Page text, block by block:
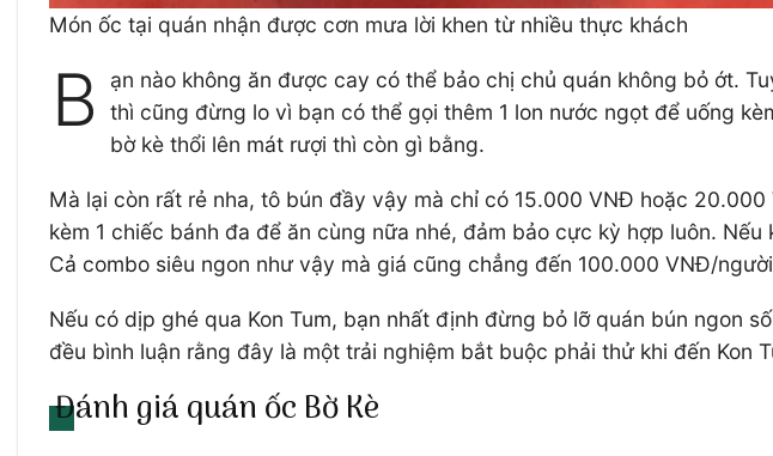
Món ốc tại quán nhận được cơn mưa lời khen từ nhiều thực khách
B
ạn nào không ăn được cay có thể bảo chị chủ quán không bỏ ớt.
thì cũng đừng lo vì bạn có thể gọi thêm 1 lon nước ngọt để uống
bờ kè thổi lên mát rượi thì còn gì bằng.
Mà lại còn rất rẻ nha, tô bún đầy vậy mà chỉ có 15.000 VNĐ hoặc
kèm 1 chiếc bánh đa để ăn cùng nữa nhé, đảm bảo cực kỳ hợp luôn.
Cả combo siêu ngon như vậy mà giá cũng chẳng đến 100.000 VNĐ/
Nếu có dịp ghé qua Kon Tum, bạn nhất định đừng bỏ lỡ quán bún ngon
đều bình luận rằng đây là một trải nghiệm bắt buộc phải thử khi đến Kon
Đánh giá quán ốc Bờ Kè